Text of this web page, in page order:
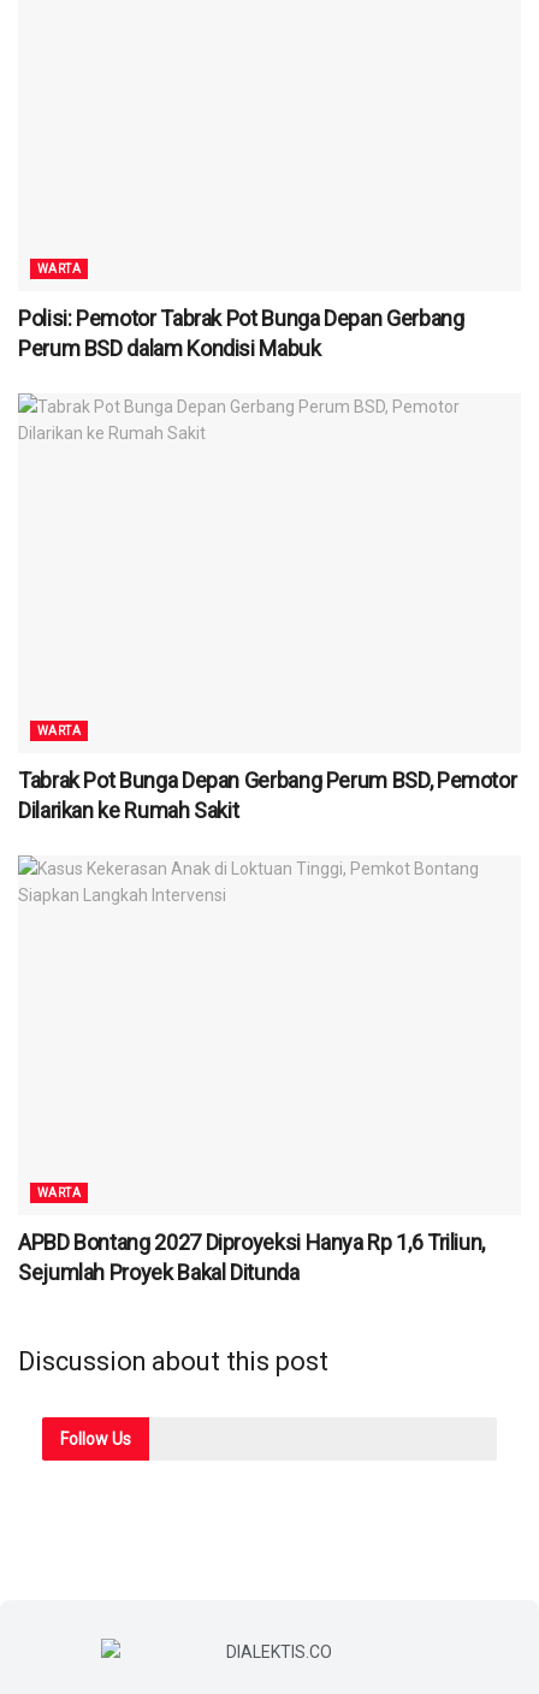
WARTA
Polisi: Pemotor Tabrak Pot Bunga Depan Gerbang
Perum BSD dalam Kondisi Mabuk
WARTA
Tabrak Pot Bunga Depan Gerbang Perum BSD, Pemotor
Dilarikan ke Rumah Sakit
WARTA
APBD Bontang 2027 Diproyeksi Hanya Rp 1,6 Triliun,
Sejumlah Proyek Bakal Ditunda
Discussion about this post
FollowUs